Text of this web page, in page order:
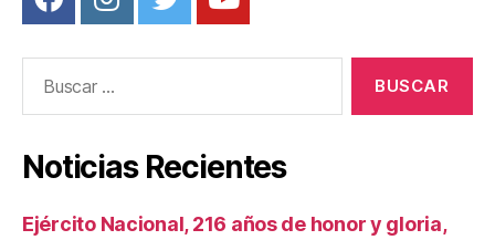
Noticias Recientes
Ejército Nacional, 216 años de honor y gloria,